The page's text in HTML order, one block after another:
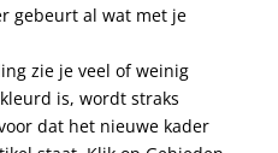
gebeurt al wat met je
zie je veel of weinig
is, wordt straks
dat het nieuwe kader